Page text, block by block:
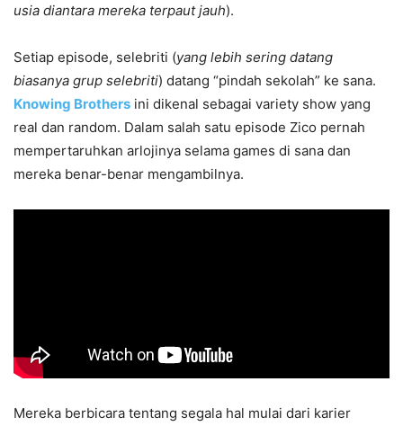
usia diantara mereka terpaut jauh).
Setiap episode, selebriti (yang lebih sering datang
biasanya grup selebriti) datang “pindah sekolah” ke sana.
Knowing Brothers ini dikenal sebagai variety show yang
real dan random. Dalam salah satu episode Zico pernah
mempertaruhkan arlojinya selama games di sana dan
mereka benar-benar mengambilnya.
Mereka berbicara tentang segala hal mulai dari karier